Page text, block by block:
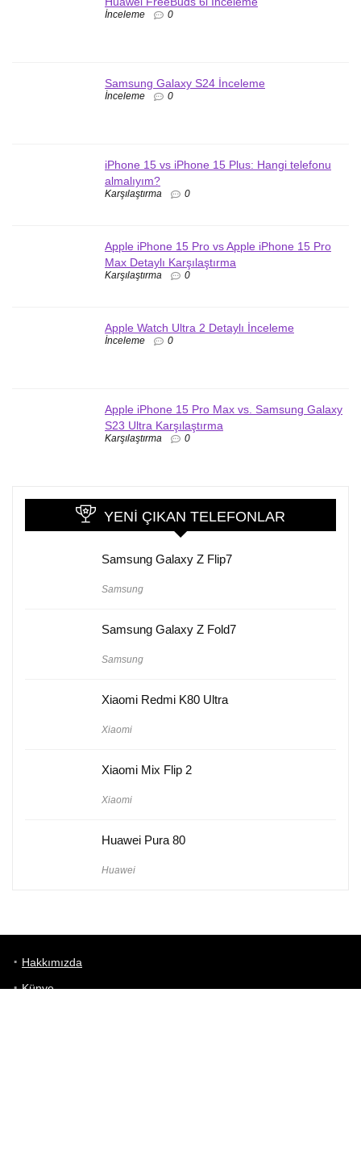
İnceleme 0
Samsung Galaxy S24 İnceleme
İnceleme 0
iPhone 15 vs iPhone 15 Plus: Hangi telefonu
almalıyım?
Karşılaştırma 0
Apple iPhone 15 Pro vs Apple iPhone 15 Pro
Max Detaylı Karşılaştırma
Karşılaştırma 0
Apple Watch Ultra 2 Detaylı İnceleme
İnceleme 0
Apple iPhone 15 Pro Max vs. Samsung Galaxy
S23 Ultra Karşılaştırma
Karşılaştırma 0
YENI ÇIKAN TELEFONLAR
Samsung Galaxy Z Flip7
Samsung
Samsung Galaxy Z Fold7
Samsung
Xiaomi Redmi K80 Ultra
Xiaomi
Xiaomi Mix Flip 2
Xiaomi
Huawei Pura 80
Huawei
Hakkımızda
Künye